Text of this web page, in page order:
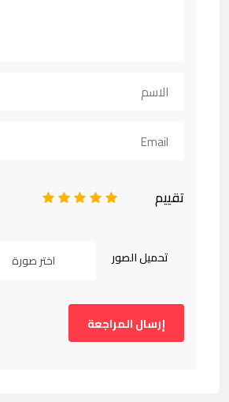
تقييم 5
4
3
2
تحميل الصور اختر صورة